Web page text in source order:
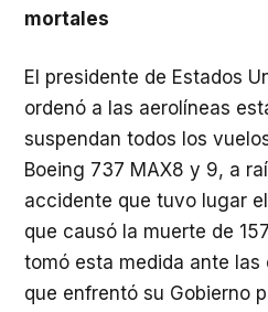
mortales
El presidente de Estados
ordenó a las aerolíneas
suspendan todos los
Boeing 737 MAX8 y 9, a
accidente que tuvo lugar
que causó la muerte de
tomó esta medida ante
que enfrentó su Gobierno